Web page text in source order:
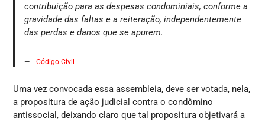
contribuição para as despesas condominiais, conforme a
gravidade das faltas e a reiteração, independentemente
das perdas e danos que se apurem.
Código Civil
Uma vez convocada essa assembleia, deve ser votada, nela,
a propositura de ação judicial contra o condômino
antissocial, deixando claro que tal propositura objetivará a